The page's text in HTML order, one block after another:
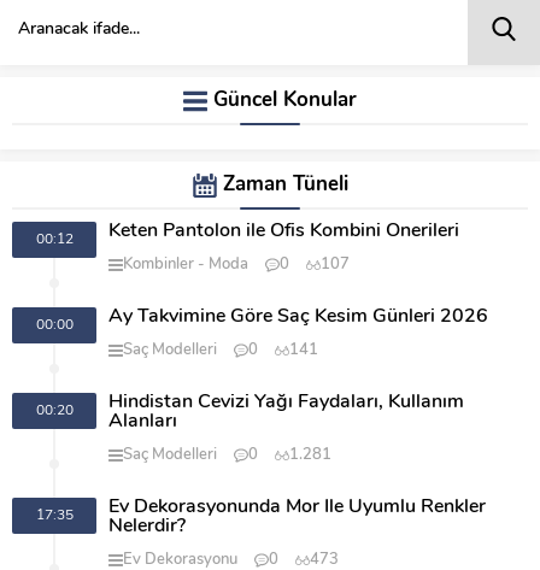
Güncel Konular
Zaman Tüneli
00:12 Keten Pantolon ile Ofis Kombini Önerileri
Kombinler Moda 0 107
00:00 Ay Takvimine Göre Saç Kesim Günleri 2026
Saç Modelleri 0 141
00:20
Hindistan Cevizi Yağı Faydaları, Kullanım
Alanları
Saç Modelleri 0 1.281
17:35
Ev Dekorasyonunda Mor İle Uyumlu Renkler
Nelerdir?
Ev Dekorasyonu 0 473